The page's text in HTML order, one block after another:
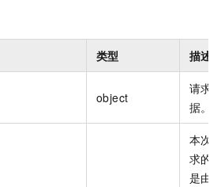
类型 描述
object
请求
据。
本次
求的
是由